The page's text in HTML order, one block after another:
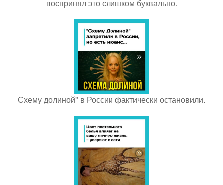
воспринял это слишком буквально.
Схему долиной" в России фактически остановили.